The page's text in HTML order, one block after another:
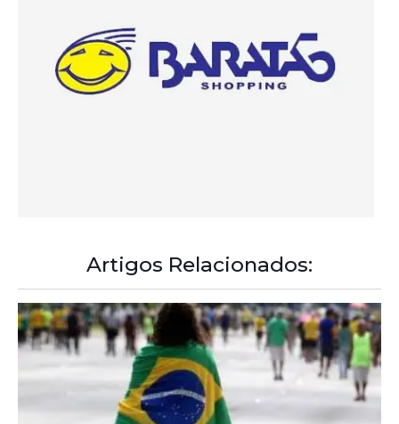
Artigos Relacionados: